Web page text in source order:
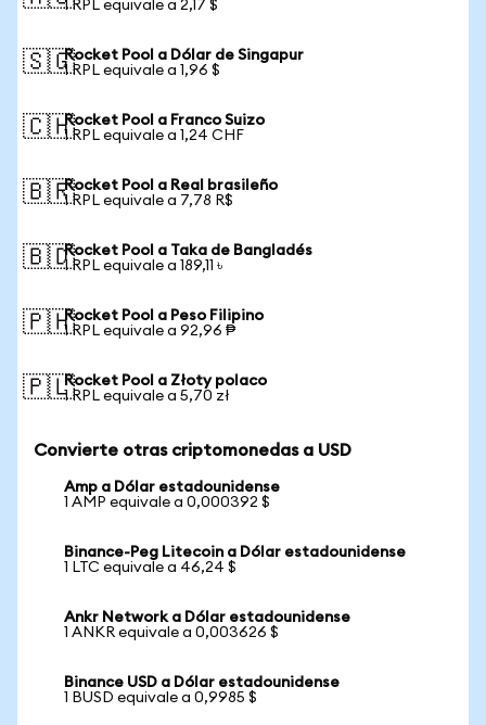
1 RPL equivale a 2,17 $
🇸🇬Rocket Pool a Dólar de Singapur
1 RPL equivale a 1,96 $
🇨🇭Rocket Pool a Franco Suizo
1 RPL equivale a 1,24 CHF
🇧🇷Rocket Pool a Real brasileño
1 RPL equivale a 7,78 R$
🇧🇩Rocket Pool a Taka de Bangladés
1 RPL equivale a 189,11 ৳
🇵🇭Rocket Pool a Peso Filipino
1 RPL equivale a 92,96 ₱
🇵🇱Rocket Pool a Złoty polaco
1 RPL equivale a 5,70 zł
Convierte otras criptomonedas a USD
Amp a Dólar estadounidense
1 AMP equivale a 0,000392 $
Binance-Peg Litecoin a Dólar estadounidense
1 LTC equivale a 46,24 $
Ankr Network a Dólar estadounidense
1 ANKR equivale a 0,003626 $
Binance USD a Dólar estadounidense
1 BUSD equivale a 0,9985 $